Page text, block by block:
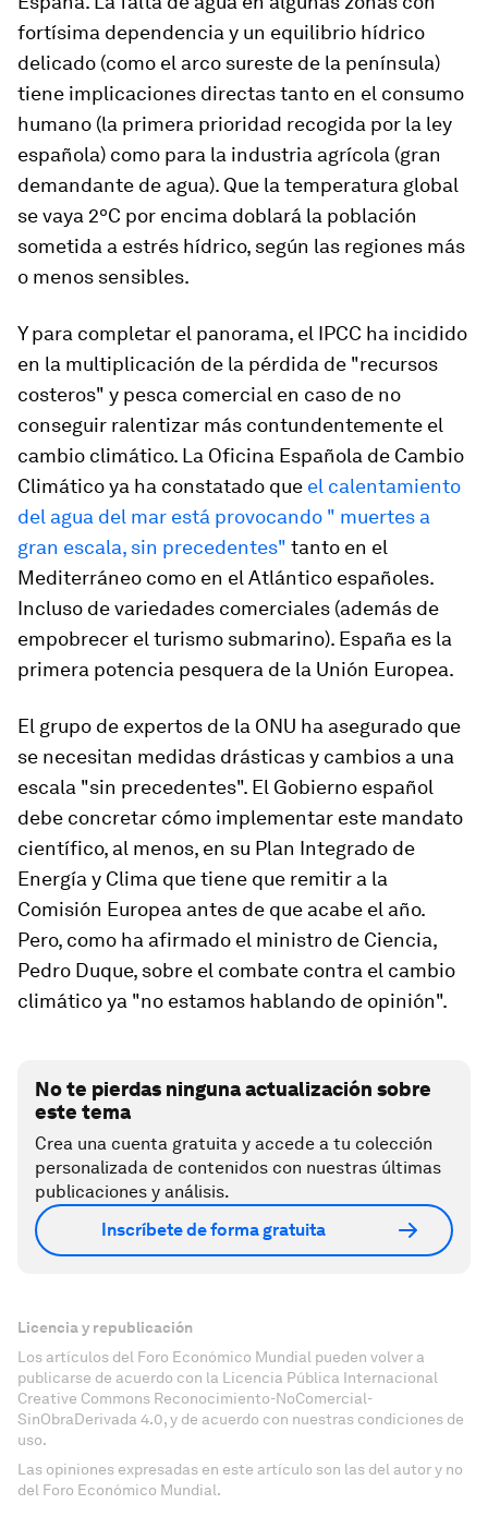
fortísima dependencia y un equilibrio hídrico
delicado (como el arco sureste de la península)
tiene implicaciones directas tanto en el consumo
humano (la primera prioridad recogida por la ley
española) como para la industria agrícola (gran
demandante de agua). Que la temperatura global
se vaya 2ºC por encima doblará la población
sometida a estrés hídrico, según las regiones más
o menos sensibles.
Y para completar el panorama, el IPCC ha incidido
en la multiplicación de la pérdida de "recursos
costeros" y pesca comercial en caso de no
conseguir ralentizar más contundentemente el
cambio climático. La Oficina Española de Cambio
Climático ya ha constatado que el calentamiento
del agua del mar está provocando " muertes a
gran escala, sin precedentes" tanto en el
Mediterráneo como en el Atlántico españoles.
Incluso de variedades comerciales (además de
empobrecer el turismo submarino). España es la
primera potencia pesquera de la Unión Europea.
El grupo de expertos de la ONU ha asegurado que
se necesitan medidas drásticas y cambios a una
escala "sin precedentes". El Gobierno español
debe concretar cómo implementar este mandato
científico, al menos, en su Plan Integrado de
Energía y Clima que tiene que remitir a la
Comisión Europea antes de que acabe el año.
Pero, como ha afirmado el ministro de Ciencia,
Pedro Duque, sobre el combate contra el cambio
climático ya "no estamos hablando de opinión".
No te pierdas ninguna actualización sobre
este tema
Crea una cuenta gratuita y accede a tu colección
personalizada de contenidos con nuestras últimas
publicaciones y análisis.
Inscríbete de forma gratuita
Licencia y republicación
Los artículos del Foro Económico Mundial pueden volver a
publicarse de acuerdo con la Licencia Pública Internacional
Creative Commons Reconocimiento-NoComercial-
SinObraDerivada 4.0, y de acuerdo con nuestras condiciones de
uso.
Las opiniones expresadas en este artículo son las del autor y no
del Foro Económico Mundial.